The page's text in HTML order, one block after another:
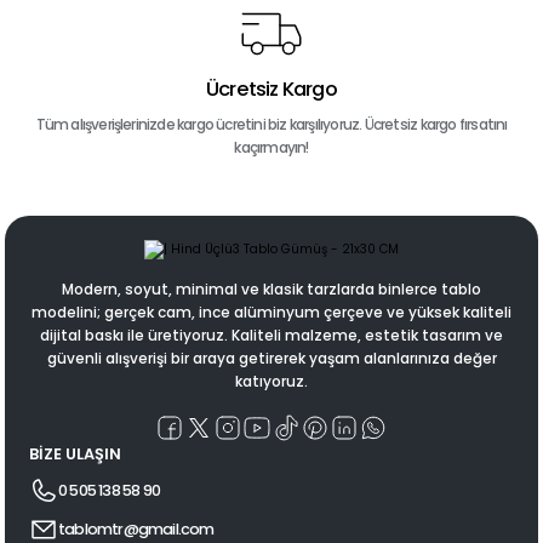
Ücretsiz Kargo
Tüm alışverişlerinizde kargo ücretini biz karşılıyoruz. Ücretsiz kargo fırsatını
kaçırmayın!
Modern, soyut, minimal ve klasik tarzlarda binlerce tablo
modelini; gerçek cam, ince alüminyum çerçeve ve yüksek kaliteli
dijital baskı ile üretiyoruz. Kaliteli malzeme, estetik tasarım ve
güvenli alışverişi bir araya getirerek yaşam alanlarınıza değer
katıyoruz.
BİZE ULAŞIN
0 505 138 58 90
tablomtr@gmail.com